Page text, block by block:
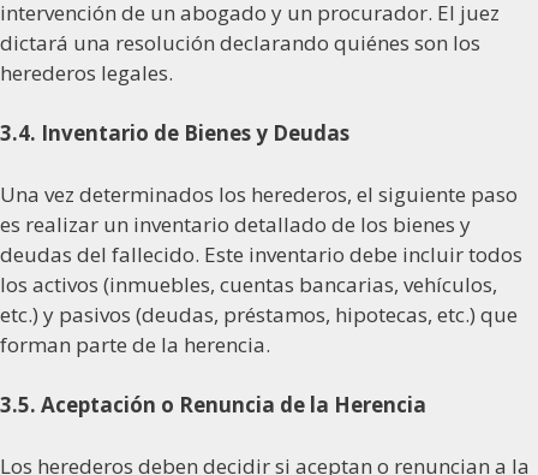
intervención de un abogado y un procurador. El juez
dictará una resolución declarando quiénes son los
herederos legales.
3.4. Inventario de Bienes y Deudas
Una vez determinados los herederos, el siguiente paso
es realizar un inventario detallado de los bienes y
deudas del fallecido. Este inventario debe incluir todos
los activos (inmuebles, cuentas bancarias, vehículos,
etc.) y pasivos (deudas, préstamos, hipotecas, etc.) que
forman parte de la herencia.
3.5. Aceptación o Renuncia de la Herencia
Los herederos deben decidir si aceptan o renuncian a la